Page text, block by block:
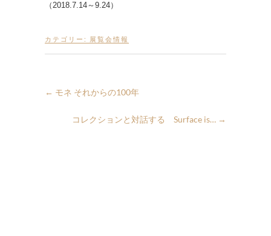
（2018.7.14～9.24）
カテゴリー: 展覧会情報
← モネ それからの100年
コレクションと対話する Surface is… →